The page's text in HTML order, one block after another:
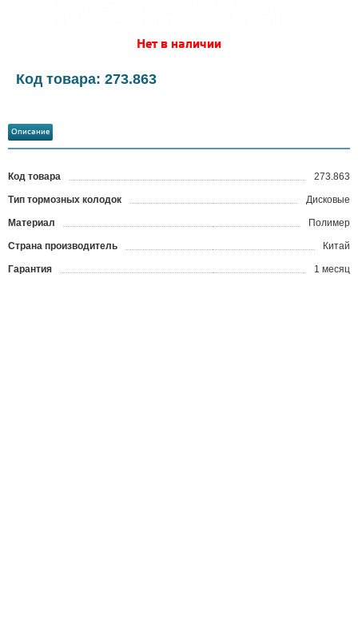
Нет в наличии
Код товара: 273.863
Описание
Код товара 273.863
Тип тормозных колодок Дисковые
Материал Полимер
Страна производитель Китай
Гарантия 1 месяц